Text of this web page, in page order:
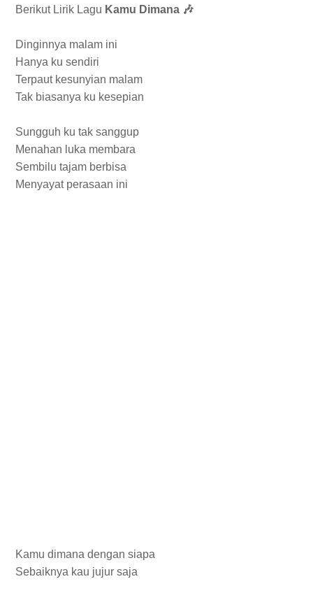
Berikut Lirik Lagu Kamu Dimana 🎶
Dinginnya malam ini
Hanya ku sendiri
Terpaut kesunyian malam
Tak biasanya ku kesepian
Sungguh ku tak sanggup
Menahan luka membara
Sembilu tajam berbisa
Menyayat perasaan ini
Kamu dimana dengan siapa
Sebaiknya kau jujur saja